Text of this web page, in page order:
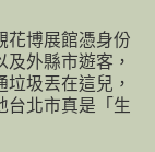
花博展館憑身份
外縣市遊客，
圾丟在這兒，
台北市真是「生